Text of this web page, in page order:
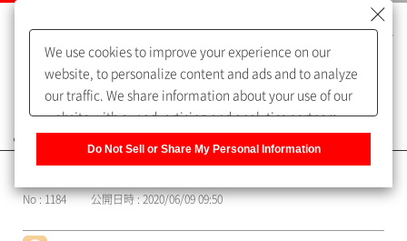
よくあるご質問（FAQ）
No : 1184 公開日時 : 2020/06/09 09:50
We use cookies to improve your experience on our
website, to personalize content and ads and to analyze
our traffic. We share information about your use of our
website with our advertising and analytics partners,
of our sharing information about you with our partners.
Do Not Sell or Share My Personal Information